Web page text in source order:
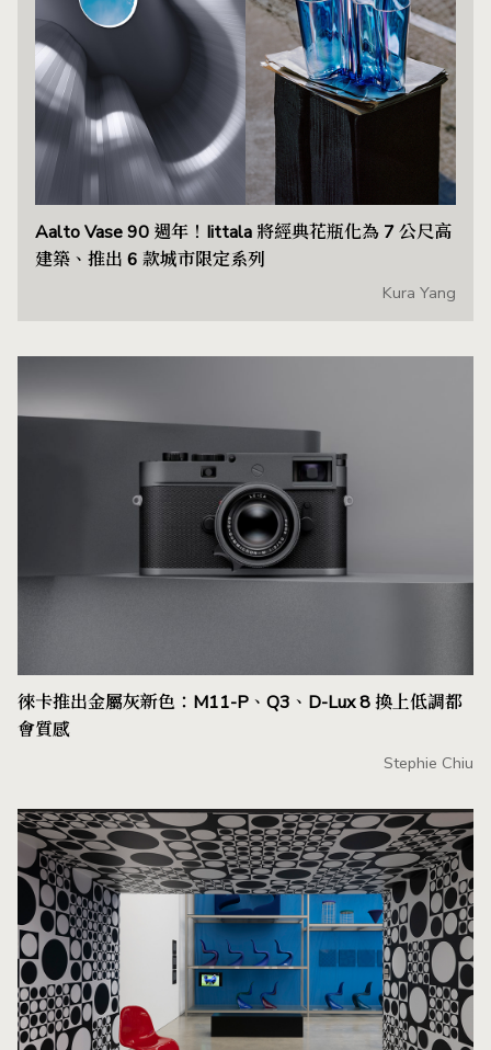
Aalto Vase 90 週年！Iittala 將經典花瓶化為 7 公尺高
建築、推出 6 款城市限定系列
Kura Yang
徠卡推出金屬灰新色：M11-P、Q3、D-Lux 8 換上低調都
會質感
Stephie Chiu